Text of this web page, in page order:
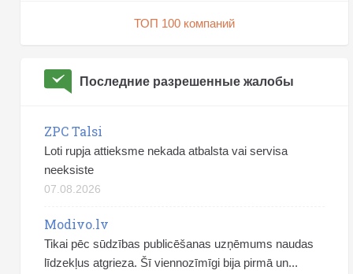
ТОП 100 компаний
Последние разрешенные жалобы
ZPC Talsi
Loti rupja attieksme nekada atbalsta vai servisa
neeksiste
07.08.2026
Modivo.lv
Tikai pēc sūdzības publicēšanas uzņēmums naudas
līdzekļus atgrieza. Šī viennozīmīgi bija pirmā un...